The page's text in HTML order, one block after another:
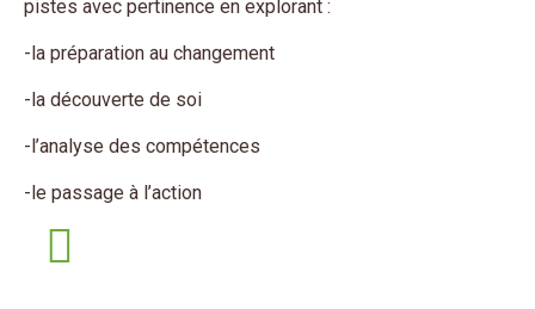
pistes avec pertinence en explorant :
-la préparation au changement
-la découverte de soi
-l’analyse des compétences
-le passage à l’action